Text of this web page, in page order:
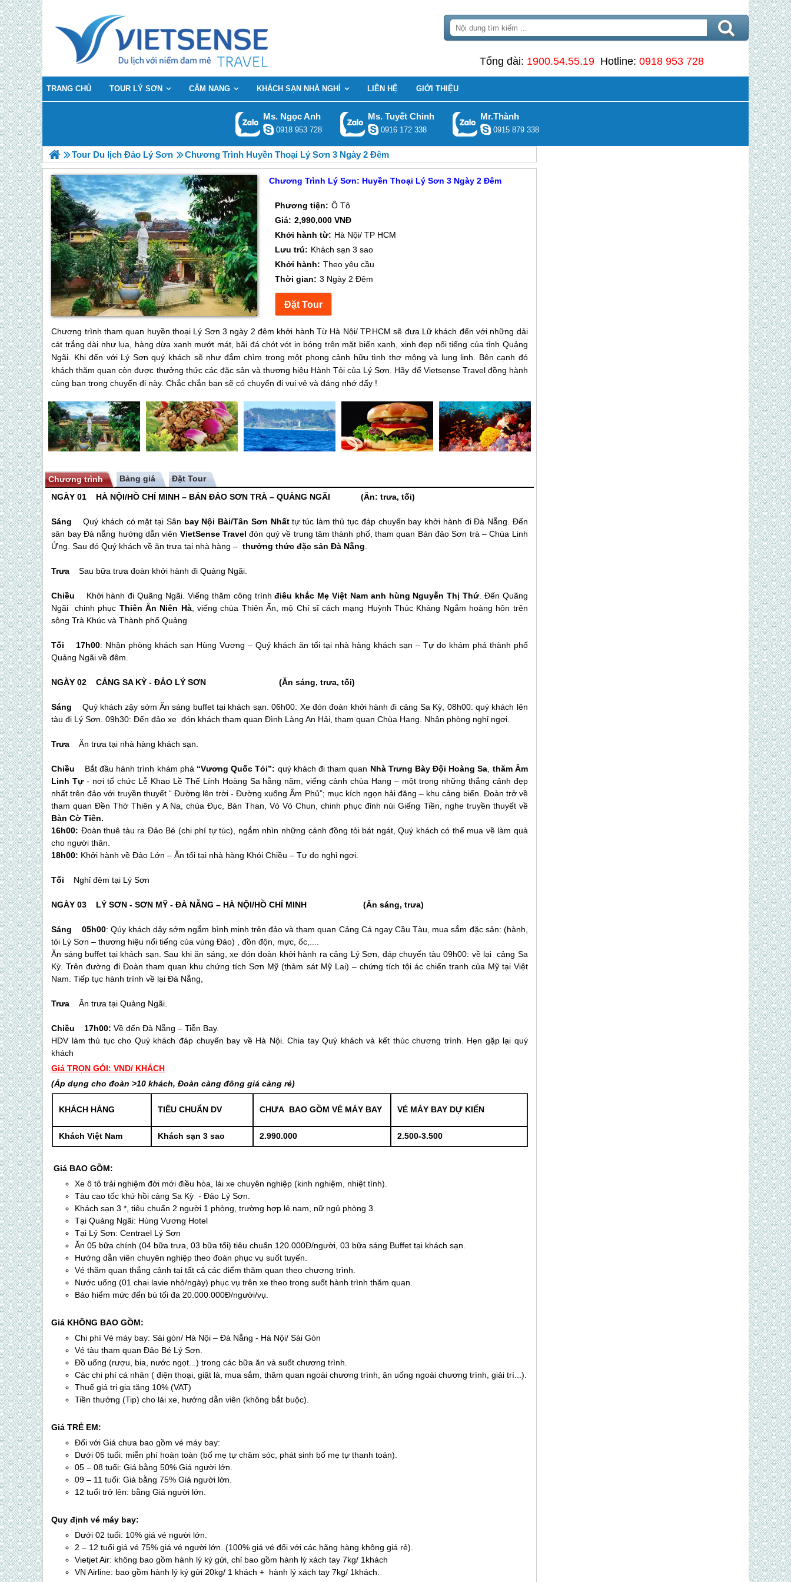
Tổng đài: 1900.54.55.19 Hotline: 0918 953 728
TRANG CHỦ TOUR LÝ SƠN CẨM NANG KHÁCH SẠN NHÀ NGHỈ LIÊN HỆ GIỚI THIỆU
Ms. Ngọc Anh
0918 953 728
Ms. Tuyết Chinh
0916 172 338
Mr.Thành
0915 879 338
Tour Du lịch Đảo Lý Sơn Chương Trình Huyền Thoại Lý Sơn 3 Ngày 2 Đêm
Chương Trình Lý Sơn: Huyền Thoại Lý Sơn 3 Ngày 2 Đêm
Phương tiện: Ô Tô
Giá: 2,990,000 VNĐ
Khởi hành từ: Hà Nội/ TP HCM
Lưu trú: Khách sạn 3 sao
Khởi hành: Theo yêu cầu
Thời gian: 3 Ngày 2 Đêm
Chương trình tham quan huyền thoại Lý Sơn 3 ngày 2 đêm khởi hành Từ Hà Nội/ TP.HCM sẽ đưa Lữ khách đến với những dải
cát trắng dài như lụa, hàng dừa xanh mướt mát, bãi đá chót vót in bóng trên mặt biển xanh, xinh đẹp nổi tiếng của tỉnh Quảng
Ngãi. Khi đến với Lý Sơn quý khách sẽ như đắm chìm trong một phong cảnh hữu tình thơ mộng và lung linh. Bên cạnh đó
khách thăm quan còn được thưởng thức các đặc sản và thương hiệu Hành Tỏi của Lý Sơn. Hãy để Vietsense Travel đồng hành
cùng bạn trong chuyến đi này. Chắc chắn bạn sẽ có chuyến đi vui vẻ và đáng nhớ đấy !
Chương trình
Bảng giá
NGÀY 01 HÀ NỘI/HỒ CHÍ MINH – BÁN ĐẢO SƠN TRÀ – QUẢNG NGÃI (Ăn: trưa, tối)
Sáng Quý khách có mặt tại Sân bay Nội Bài/Tân Sơn Nhấttự túc làm thủ tục đáp chuyến bay khởi hành đi Đà Nẵng. Đến
sân bay Đà nẵng hướng dẫn viên VietSense Travel đón quý về trung tâm thành phố, tham quan Bán đảo Sơn trà – Chùa Linh
Ứng. Sau đó Quý khách về ăn trưa tại nhà hàng –thưởng thức đặc sản Đà Nẵng
Trưa Sau bữa trưa đoàn khởi hành đi Quảng Ngãi.
Chiều Khởi hành đi Quãng Ngãi. Viếng thăm công trìnhđiêu khắc Mẹ Việt Nam anh hùng Nguyễn Thị Thứ. Đến Quãng
Ngãi chinh phục Thiên Ắn Niên Hà, viếng chùa Thiên Ấn, mộ Chí sĩ cách mạng Huỳnh Thúc Kháng Ngắm hoàng hôn trên
sông Trà Khúc và Thành phố Quảng
Tối 17h00: Nhận phòng khách sạn Hùng Vương – Quý khách ăn tối tại nhà hàng khách sạn – Tự do khám phá thành phố
Quảng Ngãi về đêm.
NGÀY 02 CẢNG SA KỲ -ĐẢO LÝ SƠN (Ăn sáng, trưa, tối)
Sáng
Quý khách zậy sớm Ăn sáng buffet tại khách sạn. 06h00: Xe đón đoàn khởi hành đi cảng Sa Kỳ, 08h00: quý khách lên
tàu đi Lý Sơn . 09h30: Đến đảo xe đón khách tham quan Đình Làng An Hải, tham quan Chùa Hang. Nhận phòng nghỉ ngơi.
Trưa Ăn trưa tại nhà hàng khách sạn.
Chiều Bắt đầu hành trình khám phá “Vương Quốc Tỏi”: quý khách đi tham quan Nhà Trưng Bày Đội Hoàng Sa thăm Âm
Linh Tự- nơi tổ chức Lễ Khao Lề Thế Lính Hoàng Sa hằng năm, viếng cảnh chùa Hang – một trong những thắng cảnh đẹp
nhất trên đảo với truyền thuyết “ Đường lên trời - Đường xuống Âm Phủ”; mục kích ngọn hải đăng – khu cảng biển. Đoàn trở về
tham quan Đền Thờ Thiên y A Na, chùa Đục, Bàn Than, Vò Vò Chun, chinh phục đỉnh núi Giếng Tiền, nghe truyền thuyết về
Bàn Cờ Tiên.
16h00: Đoàn thuê tàu ra Đảo Bé (chi phí tự túc), ngắm nhìn những cánh đồng tỏi bát ngát, Quý khách có thể mua về làm quà
cho người thân.
18h00: Khởi hành về Đảo Lớn – Ăn tối tại nhà hàng Khói Chiều – Tự do nghỉ ngơi.
Tối Nghỉ đêm tại Lý Sơn
NGÀY 03 LÝ SƠN - SƠN MỸ - ĐÀ NẴNG – HÀ NỘI/HỒ CHÍ MINH (Ăn sáng, trưa)
Sáng 05h00: Qúy khách dậy sớm ngắm bình minh trên đảo và tham quan Cảng Cá ngay Cầu Tàu, mua sắm đặc sản: (hành,
tỏi Lý Sơn – thương hiệu nổi tiếng của vùng Đảo) , đồn độn, mực, ốc,....
Ăn sáng buffet tại khách sạn. Sau khi ăn sáng, xe đón đoàn khởi hành ra cảng Lý Sơn , đáp chuyến tàu 09h00: về lại cảng Sa
Kỳ. Trên đường đi Đoàn tham quan khu chứng tích Sơn Mỹ (thảm sát Mỹ Lai) – chứng tích tội ác chiến tranh của Mỹ tại Việt
Nam. Tiếp tục hành trình về lại Đà Nẵng,
Trưa Ăn trưa tại Quảng Ngãi.
Chiều 17h00: Về đến Đà Nẵng – Tiễn Bay.
HDV làm thủ tục cho Quý khách đáp chuyến bay về Hà Nội. Chia tay Quý khách và kết thúc chương trình. Hẹn gặp lại quý
khách
Giá TRỌN GÓI: VND/ KHÁCH
(Áp dụng cho đoàn >10 khách, Đoàn càng đông giá càng rẻ)
KHÁCH HÀNG TIÊU CHUẨN DV CHƯA BAO GỒM VÉ MÁY BAY VÉ MÁY BAY DỰ KIẾN
Khách Việt Nam Khách sạn 3 sao 2.990.000 2.500-3.500
Giá BAO GỒM:
Xe ô tô trải nghiệm đời mới điều hòa, lái xe chuyên nghiệp (kinh nghiệm, nhiệt tình).
Tàu cao tốc khứ hồi cảng Sa Kỳ -Đảo Lý Sơn
Khách sạn 3 *, tiêu chuẩn 2 người 1 phòng, trường hợp lẻ nam, nữ ngủ phòng 3.
Tại Quảng Ngãi: Hùng Vương Hotel
Tại Lý Sơn: Centrael Lý Sơn
Ăn 05 bữa chính (04 bữa trưa, 03 bữa tối) tiêu chuẩn 120.000Đ/người, 03 bữa sáng Buffet tại khách sạn.
Hướng dẫn viên chuyên nghiệp theo đoàn phục vụ suốt tuyến.
Vé thăm quan thắng cảnh tại tất cả các điểm thăm quan theo chương trình.
Nước uống (01 chai lavie nhỏ/ngày) phục vụ trên xe theo trong suốt hành trình thăm quan.
Bảo hiểm mức đển bù tối đa 20.000.000Đ/người/vụ.
Giá KHÔNG BAO GỒM:
Chi phí Vé máy bay: Sài gòn/ Hà Nội – Đà Nẵng - Hà Nội/ Sài Gòn
Vé tàu tham quan Đảo Bé Lý Sơn
Đồ uống (rượu, bia, nước ngọt...) trong các bữa ăn và suốt chương trình.
Các chi phí cá nhân ( điện thoại, giặt là, mua sắm, thăm quan ngoài chương trình, ăn uống ngoài chương trình, giải trí...).
Thuế giá trị gia tăng 10% (VAT)
Tiền thưởng (Tip) cho lái xe, hướng dẫn viên (không bắt buộc).
Giá TRẺ EM:
Đối với Giá chưa bao gồm vé máy bay:
Dưới 05 tuổi: miễn phí hoàn toàn (bố mẹ tự chăm sóc, phát sinh bố mẹ tự thanh toán).
05 – 08 tuổi: Giá bằng 50% Giá người lớn.
09 – 11 tuổi: Giá bằng 75% Giá người lớn.
12 tuổi trở lên: bằng Giá người lớn.
Quy định vé máy bay:
Dưới 02 tuổi: 10% giá vé người lớn.
2 – 12 tuổi giá vé 75% giá vé người lớn. (100% giá vé đối với các hãng hàng không giá rẻ).
Vietjet Air: không bao gồm hành lý ký gửi, chỉ bao gồm hành lý xách tay 7kg/ 1khách
VN Airline: bao gồm hành lý ký gửi 20kg/ 1 khách + hành lý xách tay 7kg/ 1khách.